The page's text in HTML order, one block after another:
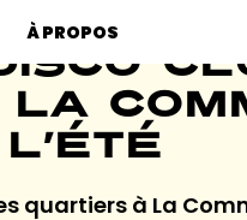
À PROPOS
quartiers à La